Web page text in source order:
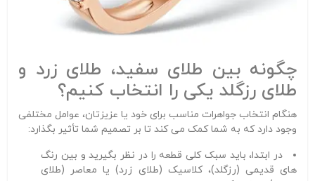
چگونه بین طلای سفید، طلای زرد و
طلای رزگلد یکی را انتخاب کنیم؟
هنگام انتخاب جواهرات مناسب برای خود یا عزیزتان، عوامل مختلفی
وجود دارد که به شما کمک می کند تا بر تصمیم شما تأثیر بگذارد:
در ابتدا، باید سبک کلی قطعه را در نظر بگیرید و بین رنگ
های قدیمی (رزگلد)، کلاسیک (طلای زرد) یا معاصر (طلای